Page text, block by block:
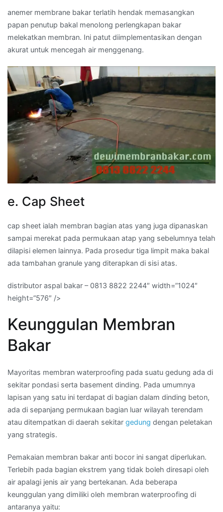
anemer membrane bakar terlatih hendak memasangkan
papan penutup bakal menolong perlengkapan bakar
melekatkan membran. Ini patut diimplementasikan dengan
akurat untuk mencegah air menggenang.
e. Cap Sheet
cap sheet ialah membran bagian atas yang juga dipanaskan
sampai merekat pada permukaan atap yang sebelumnya telah
dilapisi elemen lainnya. Pada prosedur tiga limpit maka bakal
ada tambahan granule yang diterapkan di sisi atas.
distributor aspal bakar – 0813 8822 2244″ width=”1024″
height=”576″ />
Keunggulan Membran
Bakar
Mayoritas membran waterproofing pada suatu gedung ada di
sekitar pondasi serta basement dinding. Pada umumnya
lapisan yang satu ini terdapat di bagian dalam dinding beton,
ada di sepanjang permukaan bagian luar wilayah terendam
atau ditempatkan di daerah sekitar gedung dengan peletakan
yang strategis.
Pemakaian membran bakar anti bocor ini sangat diperlukan.
Terlebih pada bagian ekstrem yang tidak boleh diresapi oleh
air apalagi jenis air yang bertekanan. Ada beberapa
keunggulan yang dimiliki oleh membran waterproofing di
antaranya yaitu: